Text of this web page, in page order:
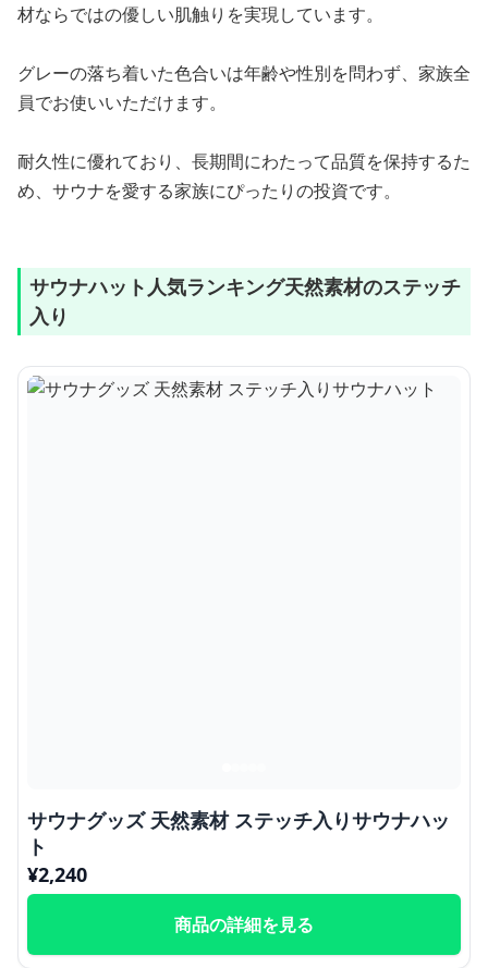
材ならではの優しい肌触りを実現しています。
グレーの落ち着いた色合いは年齢や性別を問わず、家族全
員でお使いいただけます。
耐久性に優れており、長期間にわたって品質を保持するた
め、サウナを愛する家族にぴったりの投資です。
サウナハット人気ランキング天然素材のステッチ
入り
サウナグッズ 天然素材 ステッチ入りサウナハッ
ト
¥2,240
商品の詳細を見る